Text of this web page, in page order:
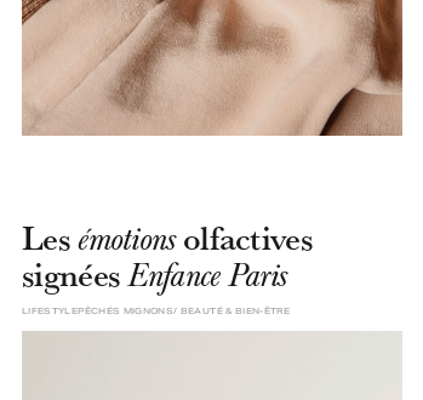
Lesémotionsolfactives
signéesEnfance Paris
BEAUTÉ & BIEN-ÊTRE
LIFESTYLEPÊCHÉS MIGNONS